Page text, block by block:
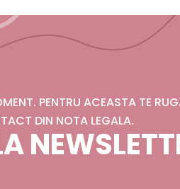
PENTRU ACEASTA TE
DIN NOTA LEGALA.